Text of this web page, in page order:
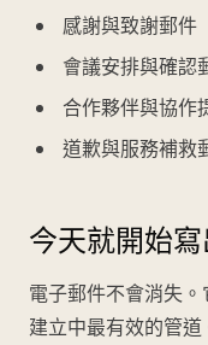
感謝與致謝郵件
會議安排與確認
合作夥伴與協作
道歉與服務補救
今天就開始
電子郵件不會消失
建立中最有效的管